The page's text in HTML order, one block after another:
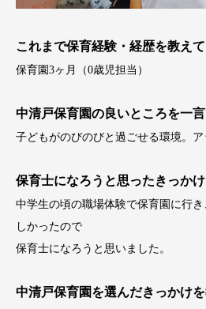
これまで保育経験・経歴を教えて
保育園3ヶ月（0歳児担当）
中清戸保育園の良いところを一言
子どもがのびのびと過ごせる環境。ア
保育士になろうと思ったきっか
中学生の頃の職場体験で保育園に行
しかったので
保育士になろうと思いました。
中清戸保育園を選んだきっかけを